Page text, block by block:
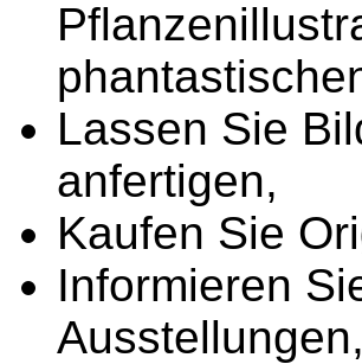
Lassen Sie
anfertigen,
Kaufen Sie
Informieren